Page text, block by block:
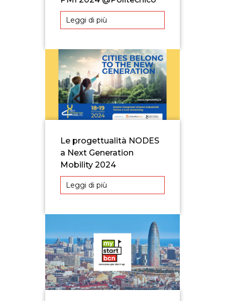
Leggi di più
Le progettualità NODES
a Next Generation
Mobility 2024
Leggi di più